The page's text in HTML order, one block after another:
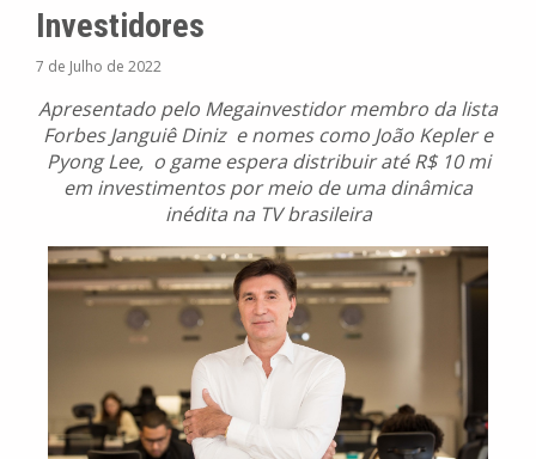
Investidores
7 de Julho de 2022
Apresentado pelo Megainvestidor membro da lista
Forbes Janguiê Diniz e nomes como João Kepler e
Pyong Lee, o game espera distribuir até R$ 10 mi
em investimentos por meio de uma dinâmica
inédita na TV brasileira